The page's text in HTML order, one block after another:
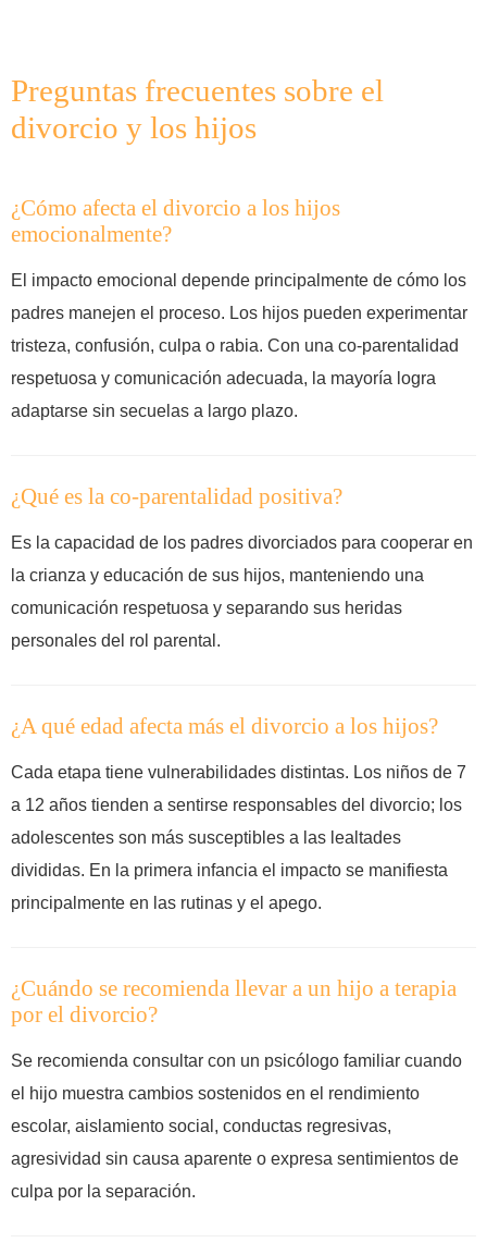
Preguntas frecuentes sobre el
divorcio y los hijos
¿Cómo afecta el divorcio a los hijos
emocionalmente?
El impacto emocional depende principalmente de cómo los
padres manejen el proceso. Los hijos pueden experimentar
tristeza, confusión, culpa o rabia. Con una co-parentalidad
respetuosa y comunicación adecuada, la mayoría logra
adaptarse sin secuelas a largo plazo.
¿Qué es la co-parentalidad positiva?
Es la capacidad de los padres divorciados para cooperar en
la crianza y educación de sus hijos, manteniendo una
comunicación respetuosa y separando sus heridas
personales del rol parental.
¿A qué edad afecta más el divorcio a los hijos?
Cada etapa tiene vulnerabilidades distintas. Los niños de 7
a 12 años tienden a sentirse responsables del divorcio; los
adolescentes son más susceptibles a las lealtades
divididas. En la primera infancia el impacto se manifiesta
principalmente en las rutinas y el apego.
¿Cuándo se recomienda llevar a un hijo a terapia
por el divorcio?
Se recomienda consultar con un psicólogo familiar cuando
el hijo muestra cambios sostenidos en el rendimiento
escolar, aislamiento social, conductas regresivas,
agresividad sin causa aparente o expresa sentimientos de
culpa por la separación.